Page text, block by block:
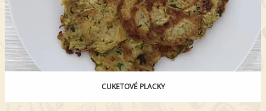
CUKETOVÉ PLACKY